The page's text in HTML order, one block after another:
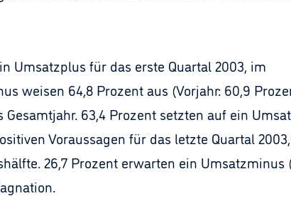
Umsatzplus für das erste Quartal 2003, im
weisen 64,8 Prozent aus (Vorjahr: 60,9
63,4 Prozent setzten auf ein
Voraussagen für das letzte Quartal
26,7 Prozent erwarten ein Umsatzminus